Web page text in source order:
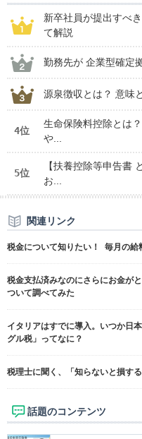
新卒社員が提出すべ
て解説
勤務先が 企業型確定
源泉徴収とは？ 意味
4位
生命保険料控除とは
や...
5位
【扶養控除等申告書
お...
関連リンク
税金について知りたい！ 毎月の給
税金支払済みなのにさらにお金が
ついて調べてみた
イタリアはすでに導入。いつか日
グル税」ってなに？
税理士に聞く、「知らないと損する
話題のコンテンツ